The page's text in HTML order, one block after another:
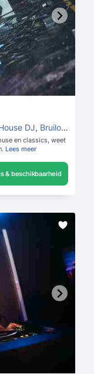
DJ, Bruiloft DJ
en classics, weet
Lees meer
& beschikbaarheid